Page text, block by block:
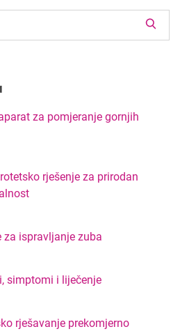
e
za pomjeranje gornjih
rješenje za prirodan
za ispravljanje zuba
simptomi i liječenje
rješavanje prekomjerno